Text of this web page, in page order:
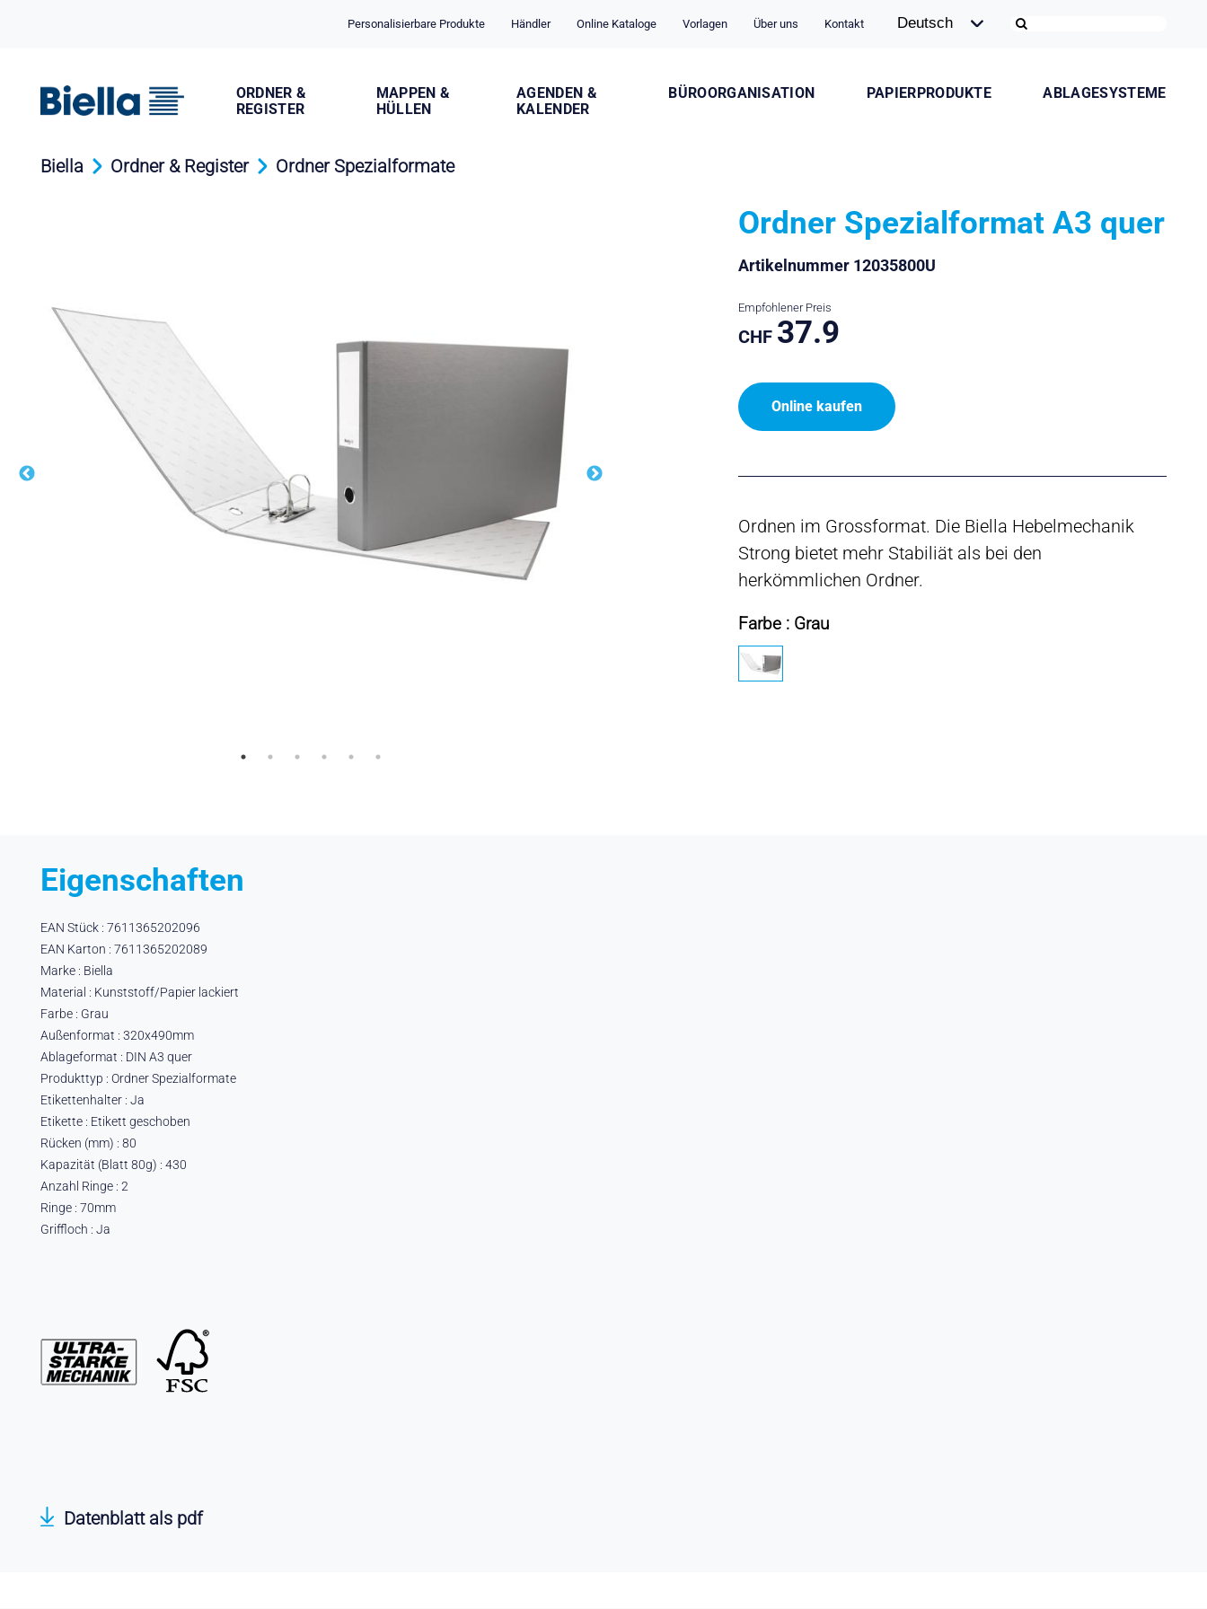
Personalisierbare Produkte Händler Online Kataloge Vorlagen Über uns Kontakt
PAPIERPRODUKTE ABLAGESYSTEME
BÜROORGANISATION
ORDNER &
REGISTER
MAPPEN &
HÜLLEN
AGENDEN &
KALENDER
Biella Ordner & Register Ordner Spezialformate
Ordner Spezialformat A3 quer
Artikelnummer 12035800U
Empfohlener Preis
CHF 37.9
Online kaufen
Ordnen im Grossformat. Die Biella Hebelmechanik
Strong bietet mehr Stabiliät als bei den
herkömmlichen Ordner.
Farbe : Grau
Eigenschaften
EAN Stück : 7611365202096
EAN Karton : 7611365202089
Marke : Biella
Material : Kunststoff/Papier lackiert
Farbe : Grau
Außenformat : 320x490mm
Ablageformat : DIN A3 quer
Produkttyp : Ordner Spezialformate
Etikettenhalter : Ja
Etikette : Etikett geschoben
Rücken (mm) : 80
Kapazität (Blatt 80g) : 430
Anzahl Ringe : 2
Ringe : 70mm
Griffloch : Ja
Datenblatt als pdf